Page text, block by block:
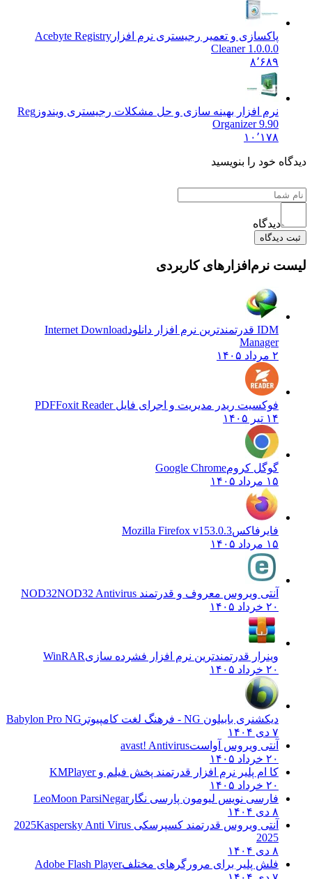
پاکسازی و تعمیر رجیستری نرم افزار Acebyte Registry
Cleaner 1.0.0.0
۸٬۶۸۹
نرم افزار بهینه سازی و حل مشکلات رجیستری ویندوزReg
Organizer 9.90
۱۰٬۱۷۸
خود را بنویسید
دیدگاه
دیدگاه
نرم‌افزارهای کاربردی
IDM قدرتمندترین نرم افزار دانلود
Internet Download
Manager
فوکسیت ریدر مدیریت و اجرای فایل PDFFoxit Reader
گوگل کرومGoogle Chrome
فایرفاکسMozilla Firefox v153.0.3
آنتی ویروس معروف و قدرتمند NOD32 NOD32 Antivirus
وینرار قدرتمندترین نرم افزار فشرده سازیWinRAR
دیکشنری بابیلون NG - فرهنگ لغت کامپیوتر
Babylon Pro NG
آنتی ویروس آواست avast! Antivirus
کا ام پلیر نرم افزار قدرتمند پخش فیلم وKMPlayer
فارسی نویس لیومون پارسی نگار LeoMoon ParsiNegar
آنتی ویروس قدرتمند کسپرسکی 2025Kaspersky Anti Virus
2025
فلش پلیر برای مرورگرهای مختلفAdobe Flash Player